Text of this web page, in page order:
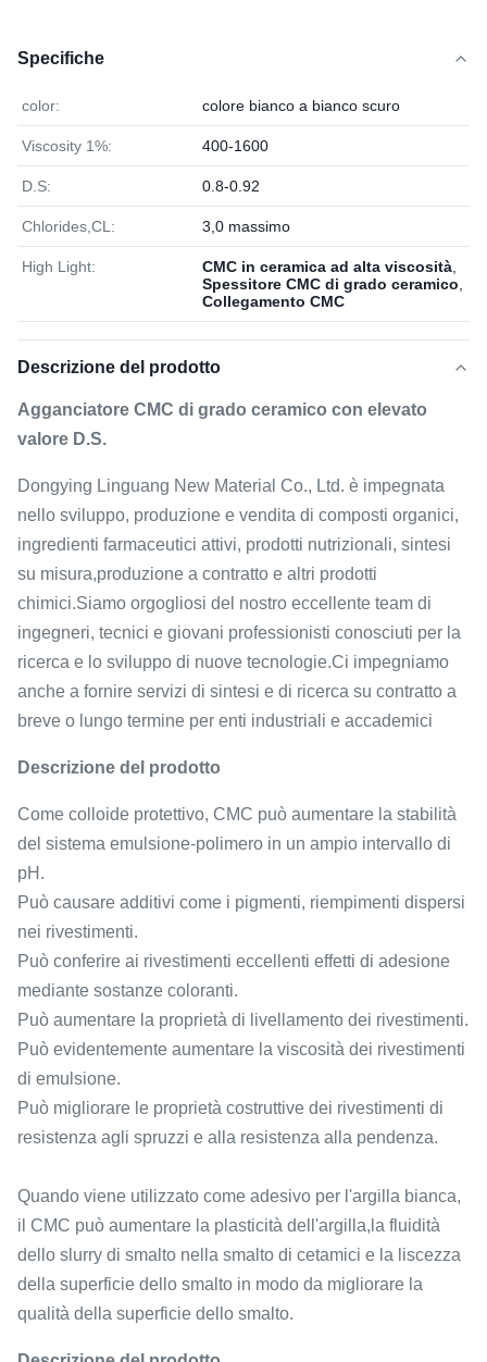
Specifiche
color: colore bianco a bianco scuro
Viscosity 1%: 400-1600
D.S: 0.8-0.92
Chlorides,CL: 3,0 massimo
High Light: CMC in ceramica ad alta viscosità
Spessitore CMC di grado ceramico
Collegamento CMC
Descrizione del prodotto
Agganciatore CMC di grado ceramico con elevato
valore D.S.
Dongying Linguang New Material Co., Ltd. è impegnata
nello sviluppo, produzione e vendita di composti organici,
ingredienti farmaceutici attivi, prodotti nutrizionali, sintesi
su misura,produzione a contratto e altri prodotti
chimici.Siamo orgogliosi del nostro eccellente team di
ingegneri, tecnici e giovani professionisti conosciuti per la
ricerca e lo sviluppo di nuove tecnologie.Ci impegniamo
anche a fornire servizi di sintesi e di ricerca su contratto a
breve o lungo termine per enti industriali e accademici
Descrizione del prodotto
Come colloide protettivo, CMC può aumentare la stabilità
del sistema emulsione-polimero in un ampio intervallo di
pH.
Può causare additivi come i pigmenti, riempimenti dispersi
nei rivestimenti.
Può conferire ai rivestimenti eccellenti effetti di adesione
mediante sostanze coloranti.
Può aumentare la proprietà di livellamento dei rivestimenti.
Può evidentemente aumentare la viscosità dei rivestimenti
di emulsione.
Può migliorare le proprietà costruttive dei rivestimenti di
resistenza agli spruzzi e alla resistenza alla pendenza.
Quando viene utilizzato come adesivo per l'argilla bianca,
il CMC può aumentare la plasticità dell'argilla,la fluidità
dello slurry di smalto nella smalto di cetamici e la liscezza
della superficie dello smalto in modo da migliorare la
qualità della superficie dello smalto.